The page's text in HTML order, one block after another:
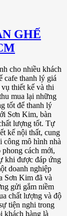
GHẾ
cho nhiều khách
cafe thanh lý giá
thiết kế và thi
mua lại những
tốt để thanh lý
Sơn Kim, bàn
lượng tốt. Tự
kế nội thất, cung
công mô hình nhà
cách mới,
khi được đáp ứng
doanh nghiệp
Sơn Kim đã và
gửi gắm niềm
chất lượng và độ
tiện nghi trong
khách hàng là